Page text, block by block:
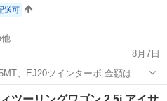
送可
8月7日
、EJ20ツインターボ 金額は要
ゼロスポーツ砲弾、モモステ、各
シィ ミッション